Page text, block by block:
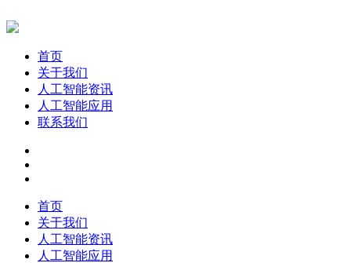
首页
关于我们
人工智能资讯
人工智能应用
联系我们
首页
关于我们
人工智能资讯
人工智能应用